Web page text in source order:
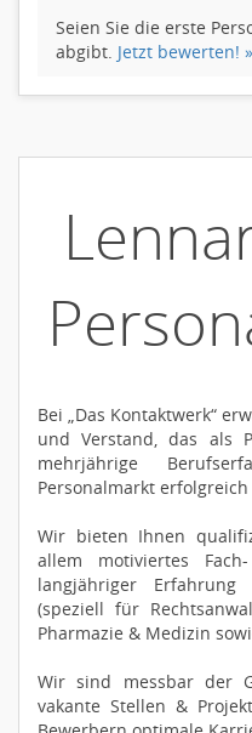
Seien Sie die erste
abgibt. Jetzt bewerten! »
Bei „Das Kontaktwerk“
und Verstand, das als
mehrjährige
Personalmarkt
Wir bieten Ihnen
allem motiviertes
langjähriger
(speziell für
Pharmazie & Medizin
Wir sind messbar der
vakante Stellen &